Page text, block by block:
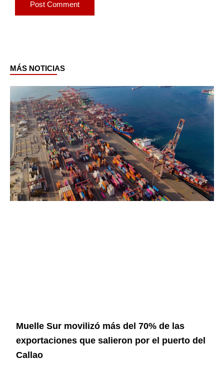
MÁS NOTICIAS
Muelle Sur movilizó más del 70% de las
exportaciones que salieron por el puerto del
Callao
PagePage PagePage